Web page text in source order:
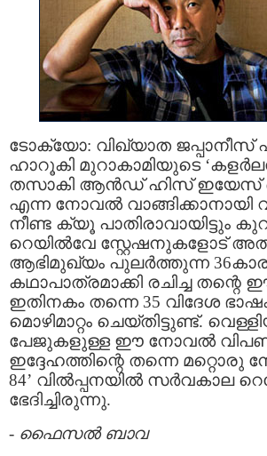
ടോക്യോ: വിഖ്യാത
ഹാറൂകി മുറാകാമിയുടെ
തസാകി ആന്‍ഡ് ഹിസ് ഇയേസ്
എന്ന നോവൽ വാങ്ങിക്കാനായി
നീണ്ട ക്യൂ പാതിരാവായിട്ടും
റെയില്‍വേ സ്റ്റേഷനുകളോട്
ആഭിമുഖ്യം പുലര്‍ത്തുന്ന
കഥാപാത്രമാക്കി രചിച്ച
ഇതിനകം തന്നെ 35 വിദേശ
മൊഴിമാറ്റം ചെയ്തിട്ടുണ്ട്.
പേജുകളുള്ള ഈ നോവൽ
ഇദ്ദേഹത്തിന്റെ തന്നെ
84’ വിൽപ്പനയിൽ സർവകാല
ഭേദിച്ചിരുന്നു.
- ഫൈസല്‍ ബാവ